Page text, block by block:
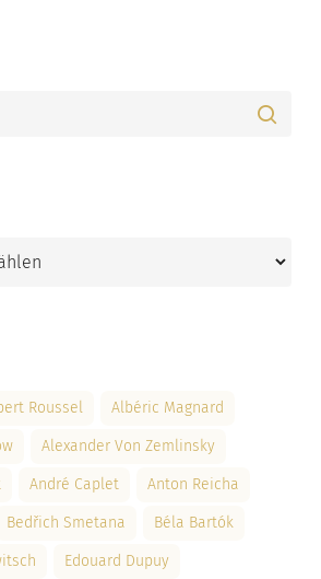
Roussel Albéric Magnard
Alexander Von Zemlinsky
André Caplet Anton Reicha
Bedřich Smetana Béla Bartók
Edouard Dupuy